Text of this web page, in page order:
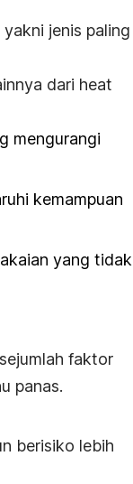
yakni jenis paling
dari heat
mengurangi
kemampuan
yang tidak
faktor
panas.
berisiko lebih